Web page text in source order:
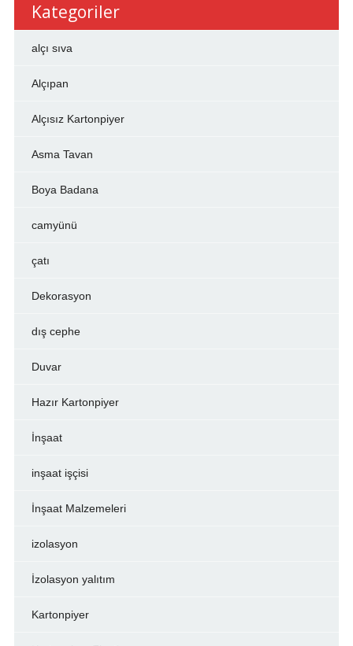
Kategoriler
alçı sıva
Alçıpan
Alçısız Kartonpiyer
Asma Tavan
Boya Badana
camyünü
çatı
Dekorasyon
dış cephe
Duvar
Hazır Kartonpiyer
İnşaat
inşaat işçisi
İnşaat Malzemeleri
izolasyon
İzolasyon yalıtım
Kartonpiyer